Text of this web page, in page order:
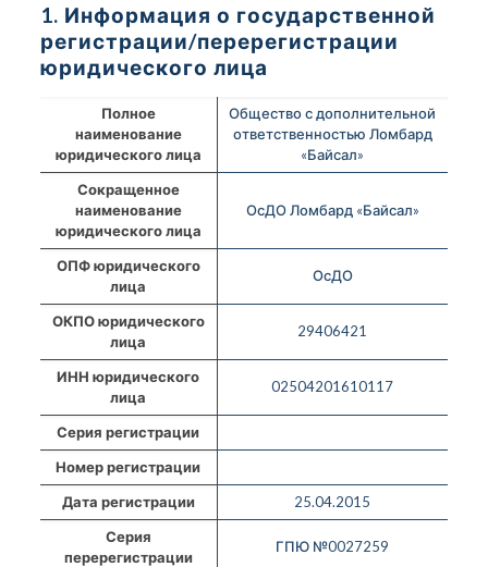
1. Информация о государственной
регистрации/перерегистрации
юридического лица
Полное
наименование
юридического лица
Общество с дополнительной
ответственностью Ломбард
«Байсал»
Сокращенное
наименование
юридического лица
ОсДО Ломбард «Байсал»
ОПФ юридического
лица
ОсДО
ОКПО юридического
лица
29406421
ИНН юридического
лица
02504201610117
Серия регистрации
Номер регистрации
Дата регистрации
25.04.2015
Серия
перерегистрации
ГПЮ №0027259